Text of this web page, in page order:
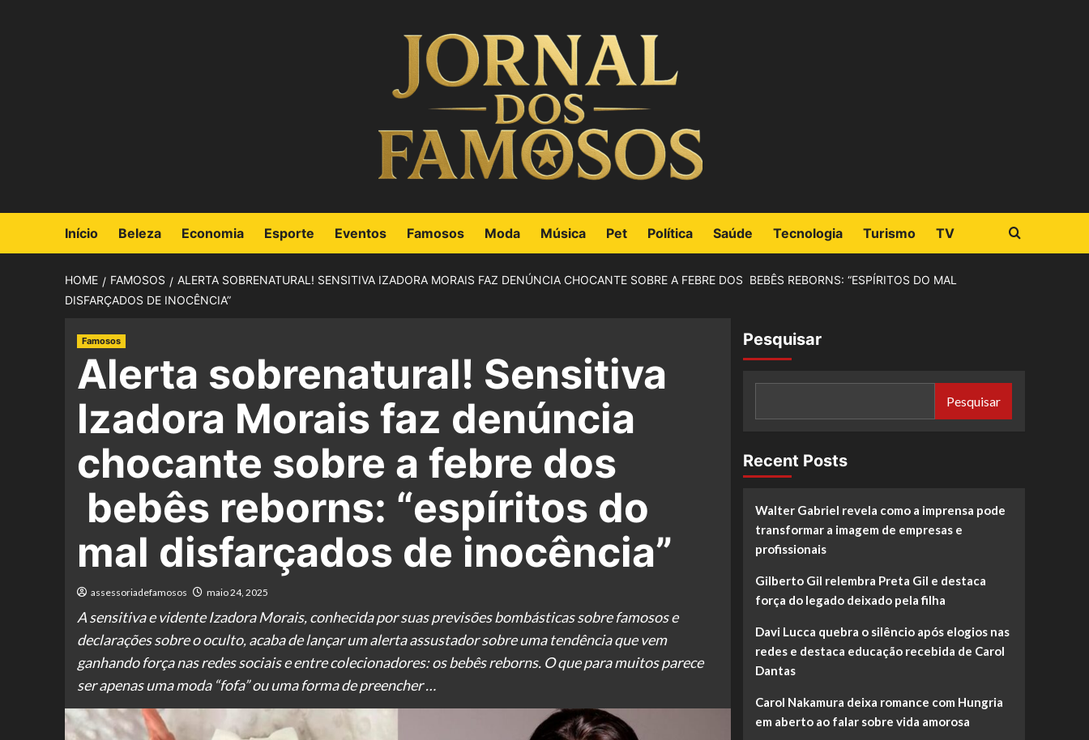
Início Beleza Economia Esporte Eventos Famosos Moda Música Pet Política Saúde Tecnologia Turismo TV
HOME FAMOSOS
ALERTA SOBRENATURAL! SENSITIVA IZADORA MORAIS FAZ DENÚNCIA CHOCANTE SOBRE A FEBRE DOS BEBÊS REBORNS: “ESPÍRITOS DO MAL
DISFARÇADOS DE INOCÊNCIA”
Famosos
Alerta sobrenatural! Sensitiva
Izadora Morais faz denúncia
chocante sobre a febre dos
bebês reborns: “espíritos do
mal disfarçados de inocência”
assessoriadefamosos maio 24, 2025
A sensitiva e vidente Izadora Morais, conhecida por suas previsões bombásticas sobre famosos e
declarações sobre o oculto, acaba de lançar um alerta assustador sobre uma tendência que vem
ganhando força nas redes sociais e entre colecionadores: os bebês reborns. O que para muitos parece
ser apenas uma moda “fofa” ou uma forma de preencher …
Pesquisar
Pesquisar
Recent Posts
Walter Gabriel revela como a imprensa pode
transformar a imagem de empresas e
profissionais
Gilberto Gil relembra Preta Gil e destaca
força do legado deixado pela filha
Davi Lucca quebra o silêncio após elogios nas
redes e destaca educação recebida de Carol
Dantas
Carol Nakamura deixa romance com Hungria
em aberto ao falar sobre vida amorosa